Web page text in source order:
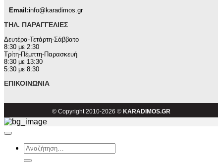
Email:info@karadimos.gr
ΤΗΛ. ΠΑΡΑΓΓΕΛΊΕΣ
Δευτέρα-Τετάρτη-Σάββατο
8:30 με 2:30
Τρίτη-Πέμπτη-Παρασκευή
8:30 με 13:30
5:30 με 8:30
ΕΠΙΚΟΙΝΩΝΊΑ
© Copyright 2010-2026 © KARADIMOS.GR
Αναζήτηση
για: